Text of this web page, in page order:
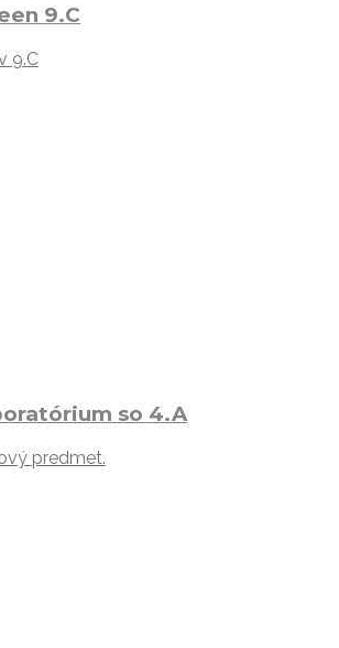
9.C
9.C
so 4.A
predmet.